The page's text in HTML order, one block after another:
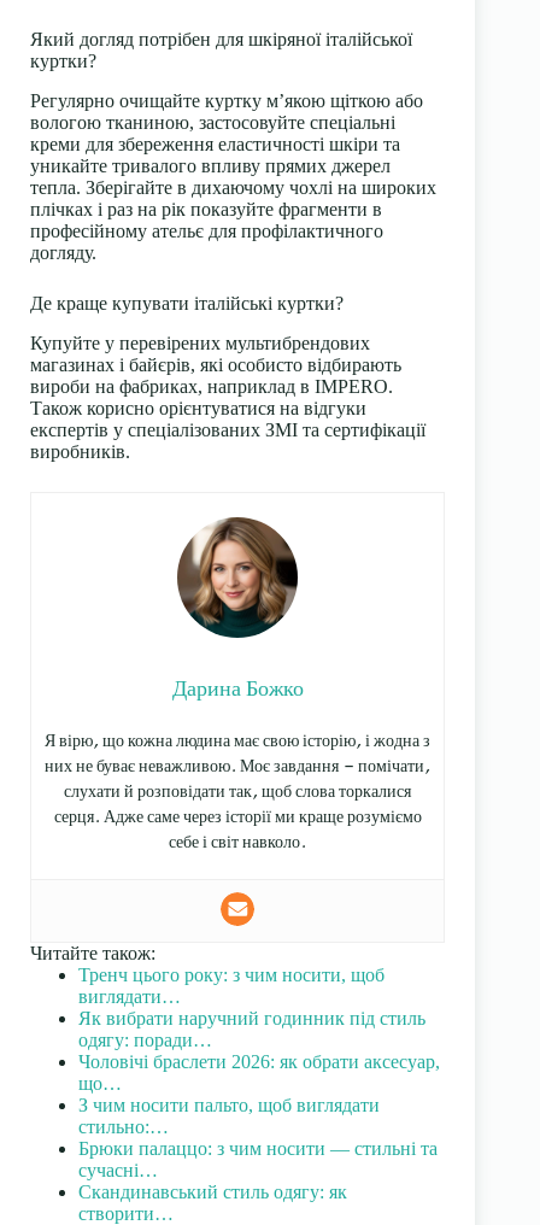
Який догляд потрібен для шкіряної італійської
куртки?
Регулярно очищайте куртку м’якою щіткою або
вологою тканиною, застосовуйте спеціальні
креми для збереження еластичності шкіри та
уникайте тривалого впливу прямих джерел
тепла. Зберігайте в дихаючому чохлі на широких
плічках і раз на рік показуйте фрагменти в
професійному ательє для профілактичного
догляду.
Де краще купувати італійські куртки?
Купуйте у перевірених мультибрендових
магазинах і байєрів, які особисто відбирають
вироби на фабриках, наприклад в IMPERO.
Також корисно орієнтуватися на відгуки
експертів у спеціалізованих ЗМІ та сертифікації
виробників.
Дарина Божко
Я вірю, що кожна людина має свою історію, і жодна з
них не буває неважливою. Моє завдання — помічати,
слухати й розповідати так, щоб слова торкалися
серця. Адже саме через історії ми краще розуміємо
себе і світ навколо.
Читайте також:
Тренч цього року: з чим носити, щоб
виглядати…
Як вибрати наручний годинник під стиль
одягу: поради…
Чоловічі браслети 2026: як обрати аксесуар,
що…
З чим носити пальто, щоб виглядати
стильно:…
Брюки палаццо: з чим носити — стильні та
сучасні…
Скандинавський стиль одягу: як
створити…